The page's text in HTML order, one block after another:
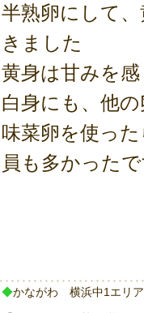
半熟卵にして
きました
黄身は甘みを
白身にも、他
味菜卵を使っ
員も多かった
◆かながわ 横浜中1エリ